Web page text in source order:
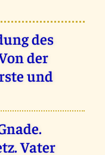
des
der
und
Vater